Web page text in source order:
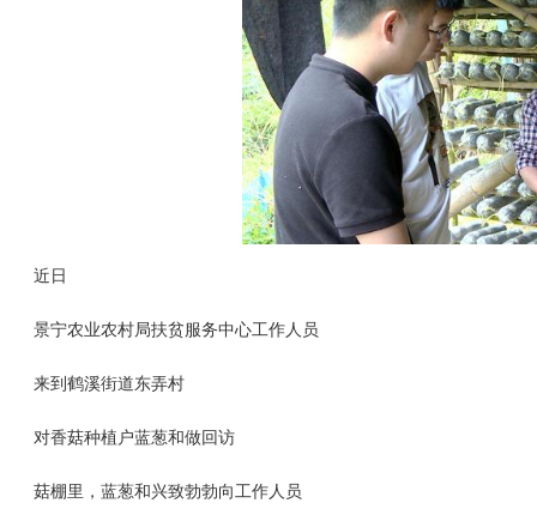
近日
景宁农业农村局扶贫服务中心工作人员
来到鹤溪街道东弄村
对香菇种植户蓝葱和做回访
菇棚里，蓝葱和兴致勃勃向工作人员